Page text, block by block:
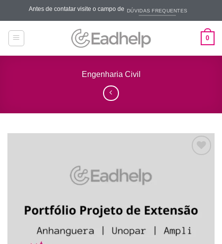
content
Antes de contatar visite o campo de DÚVIDAS FREQUENTES
0
Engenharia Civil